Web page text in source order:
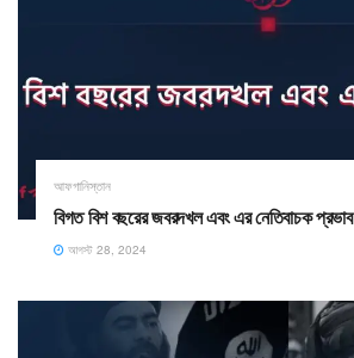
আফগানিস্তান
বিগত বিশ বছরের জবরদখল এবং এর নেতিবাচক প্রভাব
আগস্ট 28, 2024